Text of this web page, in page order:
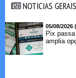
NOTICIAS GERAIS
05/08/2026
Pix
amplia